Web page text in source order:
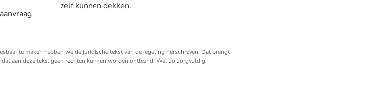
zelf kunnen dekken.
te maken hebben we de juridische tekst van de regeling herschreven. Dat brengt
dat aan deze tekst geen rechten kunnen worden ontleend. Wel zo zorgvuldig.